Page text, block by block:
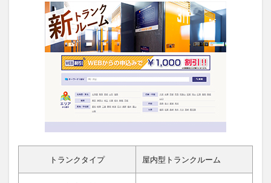
トランクタイプ 屋内型トランクルーム